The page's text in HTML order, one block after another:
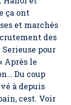
ça ont
et marchés
des
pour
Après le
Du coup
à depuis
cest. Voir